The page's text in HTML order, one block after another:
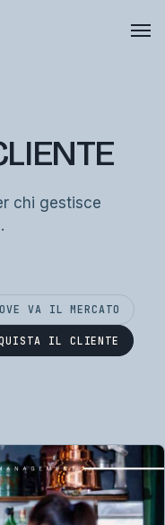
chi gestisce
VA IL MERCATO
IL CLIENTE